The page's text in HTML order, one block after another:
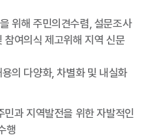
위해 주민의견수렴, 설문조사
참여의식 제고위해 지역 신문
의 다양화, 차별화 및 내실화
민과 지역발전을 위한 자발적인
행